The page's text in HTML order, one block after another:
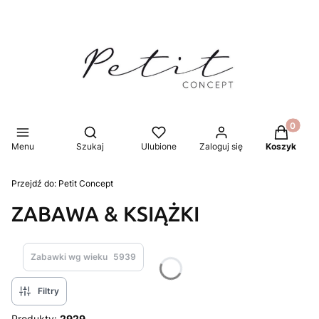
Menu
Otwórz wyszukiwarkę
Szukaj Ulubione Zaloguj się Koszyk
Przejdź do: Petit Concept
ZABAWA & KSIĄŻKI
Zabawki wg wieku 5939
Filtry